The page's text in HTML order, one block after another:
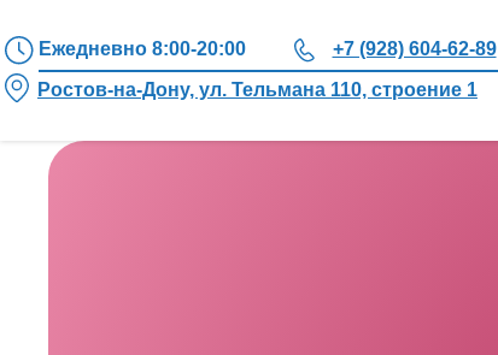
Ростов-на-Дону, ул. Тельмана 110, строение 1
+7 (928) 604-62-89
Ежедневно 8:00-20:00